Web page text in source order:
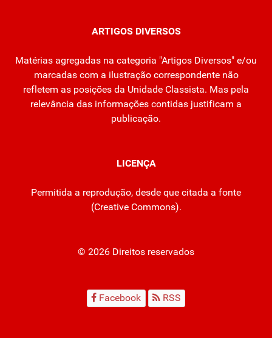
ARTIGOS DIVERSOS
Matérias agregadas na categoria "Artigos Diversos" e/ou
marcadas com a ilustração correspondente não
refletem as posições da Unidade Classista. Mas pela
relevância das informações contidas justificam a
publicação.
LICENÇA
Permitida a reprodução, desde que citada a fonte
(Creative Commons).
© 2026 Direitos reservados
Facebook RSS